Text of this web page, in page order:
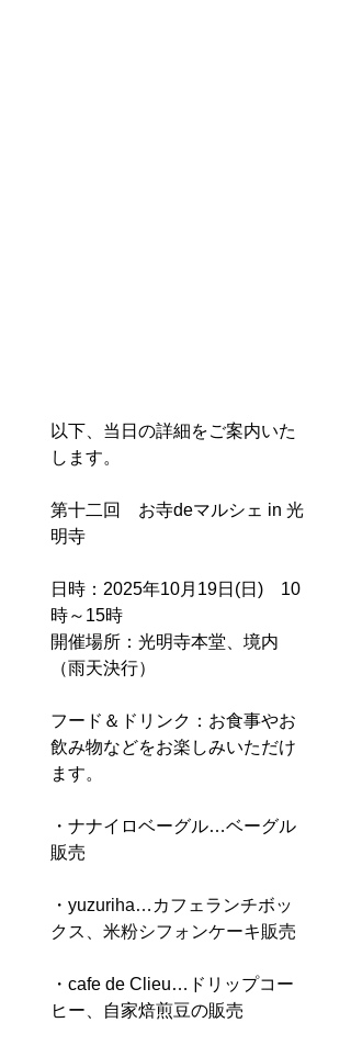
以下、当日の詳細をご案内いた
します。
第十二回　お寺deマルシェ in 光
明寺
日時：2025年10月19日(日)　10
時～15時
開催場所：光明寺本堂、境内
（雨天決行）
フード＆ドリンク：お食事やお
飲み物などをお楽しみいただけ
ます。
・ナナイロベーグル…ベーグル
販売
・ yuzuriha…カフェランチボッ
クス、米粉シフォンケーキ販売
・cafe de Clieu… ドリップコー
ヒー、自家焙煎豆の販売